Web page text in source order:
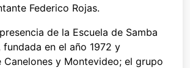
Federico Rojas.
de la Escuela de Samba
fundada en el año 1972 y
Canelones y Montevideo; el grupo